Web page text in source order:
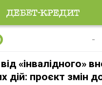
-
«інвалідного»
дій: проєкт змін